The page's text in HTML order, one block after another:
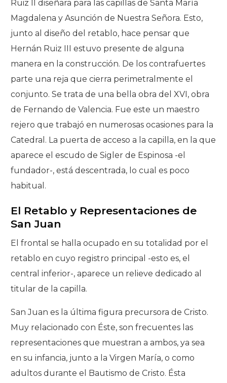
Ruiz II diseñara para las capillas de Santa María
Magdalena y Asunción de Nuestra Señora. Esto,
junto al diseño del retablo, hace pensar que
Hernán Ruiz III estuvo presente de alguna
manera en la construcción. De los contrafuertes
parte una reja que cierra perimetralmente el
conjunto. Se trata de una bella obra del XVI, obra
de Fernando de Valencia. Fue este un maestro
rejero que trabajó en numerosas ocasiones para la
Catedral. La puerta de acceso a la capilla, en la que
aparece el escudo de Sigler de Espinosa -el
fundador-, está descentrada, lo cual es poco
habitual.
El Retablo y Representaciones de
San Juan
El frontal se halla ocupado en su totalidad por el
retablo en cuyo registro principal -esto es, el
central inferior-, aparece un relieve dedicado al
titular de la capilla.
San Juan es la última figura precursora de Cristo.
Muy relacionado con Éste, son frecuentes las
representaciones que muestran a ambos, ya sea
en su infancia, junto a la Virgen María, o como
adultos durante el Bautismo de Cristo. Ésta